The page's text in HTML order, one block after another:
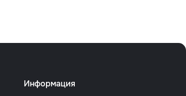
Информация